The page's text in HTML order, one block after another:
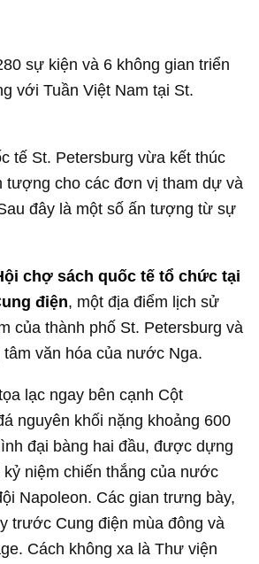
sự kiện và 6 không gian triển
với Tuần Việt Nam tại St.
tế St. Petersburg vừa kết thúc
tượng cho các đơn vị tham dự và
đây là một số ấn tượng từ sự
chợ sách quốc tế tổ chức tại
điện, một địa điểm lịch sử
của thành phố St. Petersburg và
văn hóa của nước Nga.
lạc ngay bên cạnh Cột
nguyên khối nặng khoảng 600
đại bàng hai đầu, được dựng
niệm chiến thắng của nước
Napoleon. Các gian trưng bày,
trước Cung điện mùa đông và
Cách không xa là Thư viện